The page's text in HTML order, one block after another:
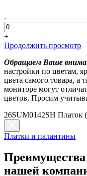
-
+
Продолжить просмотр
Обращаем Ваше
настройки по цветам,
цвета самого товара, а
мониторе могут
цветов. Просим
26SUM0142SH Платок
Платки и палантины
Преимущества
нашей